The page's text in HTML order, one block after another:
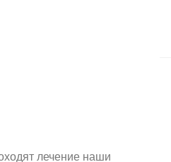
лечение наши